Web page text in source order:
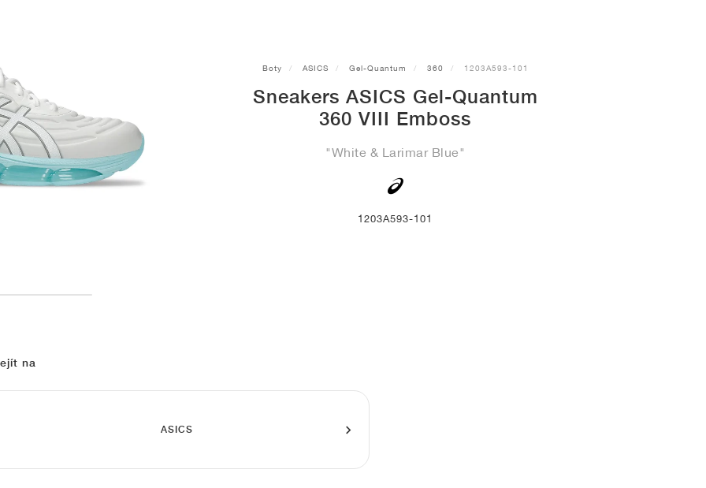
Boty ASICS Gel-Quantum 360 1203A593-101
Sneakers ASICS Gel-Quantum
360 VIII Emboss
"White & Larimar Blue"
1203A593-101
na
ASICS